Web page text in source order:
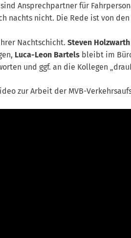
Ansprechpartner für
nachts nicht. Die Rede ist von
Nachtschicht. Steven Holzwarth
Luca-Leon Bartels bleibt im
und ggf. an die Kollegen
zur Arbeit der MVB-